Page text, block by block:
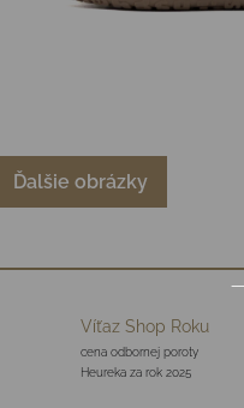
Ďalšie obrázky
Víťaz Shop Roku
cena odbornej poroty
Heureka za rok 2025